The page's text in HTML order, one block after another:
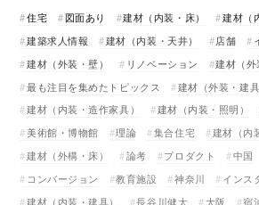
住宅 図面あり 建材（内装・床） 建材（
建築求人情報
建材（内装・天井） 店舗
建材（外装・壁）
リノベーション 建材（外
最も注目を集めたトピックス
建材（外装・建具
建材（内装・造作家具）
建材（内装・照明）
美術館・博物館
理論 集合住宅
建材（内
建材（外構・床）
論考 プロダクト 中国
コンバージョン
教育施設 神奈川
インス
建材（内装・建具）
長谷川健太 大阪 宿